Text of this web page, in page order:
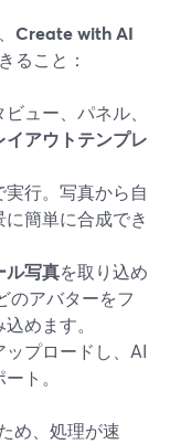
Create with AI
ること：
ュー、パネル、
イアウトテンプレ
実行。写真から自
簡単に合成でき
ル写真を取り込め
のアバターをフ
めます。
ップロードし、AI
ト。
め、処理が速